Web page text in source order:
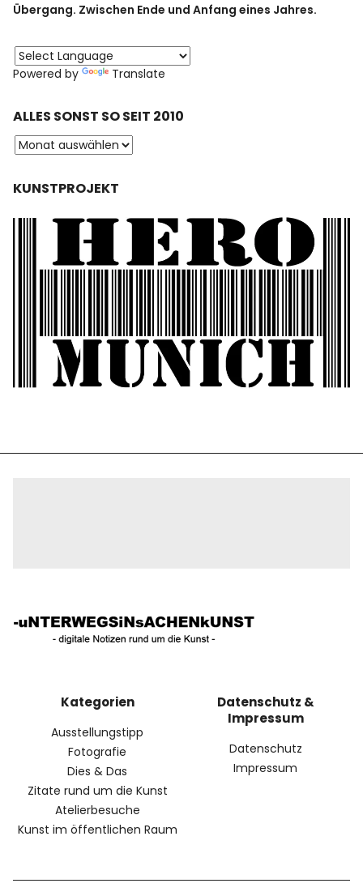
Übergang. Zwischen Ende und Anfang eines Jahres.
Powered by Translate
ALLES SONST SO SEIT 2010
KUNSTPROJEKT
Kategorien
Ausstellungstipp
Fotografie
Dies & Das
Zitate rund um die Kunst
Atelierbesuche
Kunst im öffentlichen Raum
Datenschutz &
Impressum
Datenschutz
Impressum